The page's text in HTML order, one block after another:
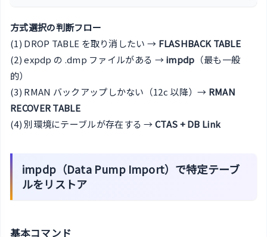
方式選択の判断フロー
(1) DROP TABLE を取り消したい → FLASHBACK TABLE
(2) expdp の .dmp ファイルがある →impdp （最も一般
的）
(3) RMAN バックアップしかない（12c 以降）→ RMAN
RECOVER TABLE
(4) 別環境にテーブルが存在する →CTAS + DB Link
impdp（Data Pump Import）で特定テーブ
ルをリストア
基本コマンド